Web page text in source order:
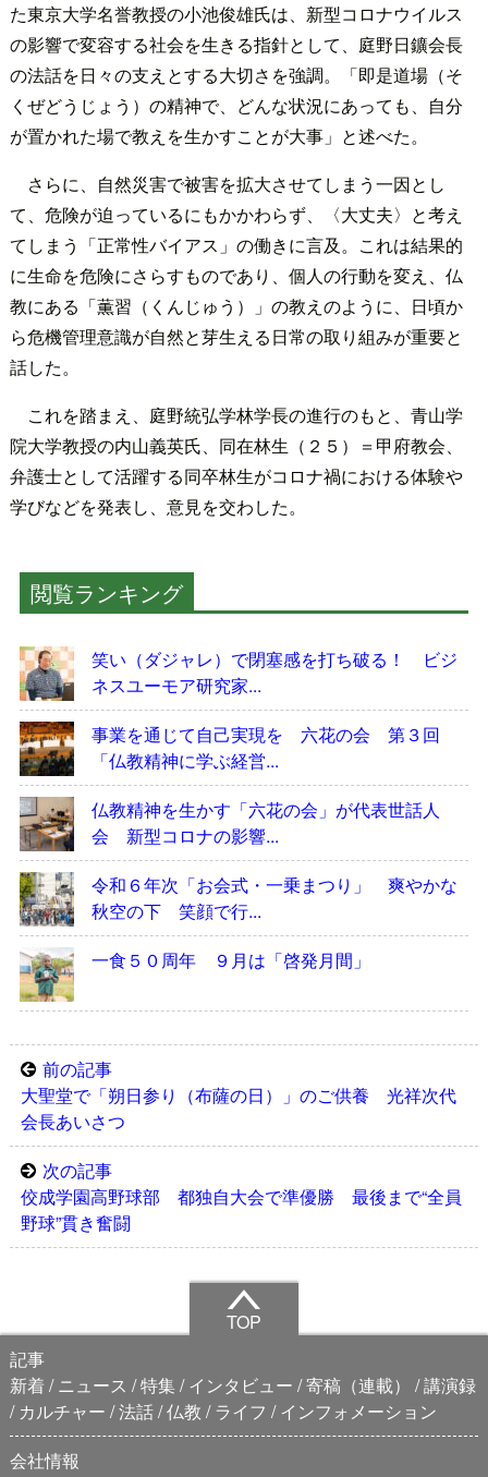
た東京大学名誉教授の小池俊雄氏は、新型コロナウイルス
の影響で変容する社会を生きる指針として、庭野日鑛会長
の法話を日々の支えとする大切さを強調。「即是道場（そ
くぜどうじょう）の精神で、どんな状況にあっても、自分
が置かれた場で教えを生かすことが大事」と述べた。
さらに、自然災害で被害を拡大させてしまう一因とし
て、危険が迫っているにもかかわらず、〈大丈夫〉と考え
てしまう「正常性バイアス」の働きに言及。これは結果的
に生命を危険にさらすものであり、個人の行動を変え、仏
教にある「薫習（くんじゅう）」の教えのように、日頃か
ら危機管理意識が自然と芽生える日常の取り組みが重要と
話した。
これを踏まえ、庭野統弘学林学長の進行のもと、青山学
院大学教授の内山義英氏、同在林生（２５）＝甲府教会、
弁護士として活躍する同卒林生がコロナ禍における体験や
学びなどを発表し、意見を交わした。
閲覧ランキング
笑い（ダジャレ）で閉塞感を打ち破る！ ビジ
ネスユーモア研究家...
事業を通じて自己実現を 六花の会 第３回
「仏教精神に学ぶ経営...
仏教精神を生かす「六花の会」が代表世話人
会 新型コロナの影響...
令和６年次「お会式・一乗まつり」 爽やかな
秋空の下 笑顔で行...
一食５０周年 ９月は「啓発月間」
前の記事
大聖堂で「朔日参り（布薩の日）」のご供養 光祥次代
会長あいさつ
次の記事
佼成学園高野球部 都独自大会で準優勝 最後まで“全員
野球”貫き奮闘
TOP
記事
新着
ニュース 特集 インタビュー 寄稿（連載）
講演録
カルチャー 法話 仏教 ライフ
インフォメーション
会社情報